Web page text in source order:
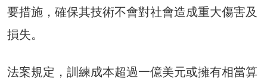
要措施，確保其技術不會對社會造成重大傷害及
損失。
法案規定，訓練成本超過一億美元或擁有相當算